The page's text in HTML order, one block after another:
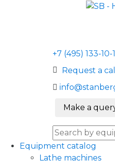
+7 (495) 133-10-
Request a
Make a
Equipment catalog
Lathe machines